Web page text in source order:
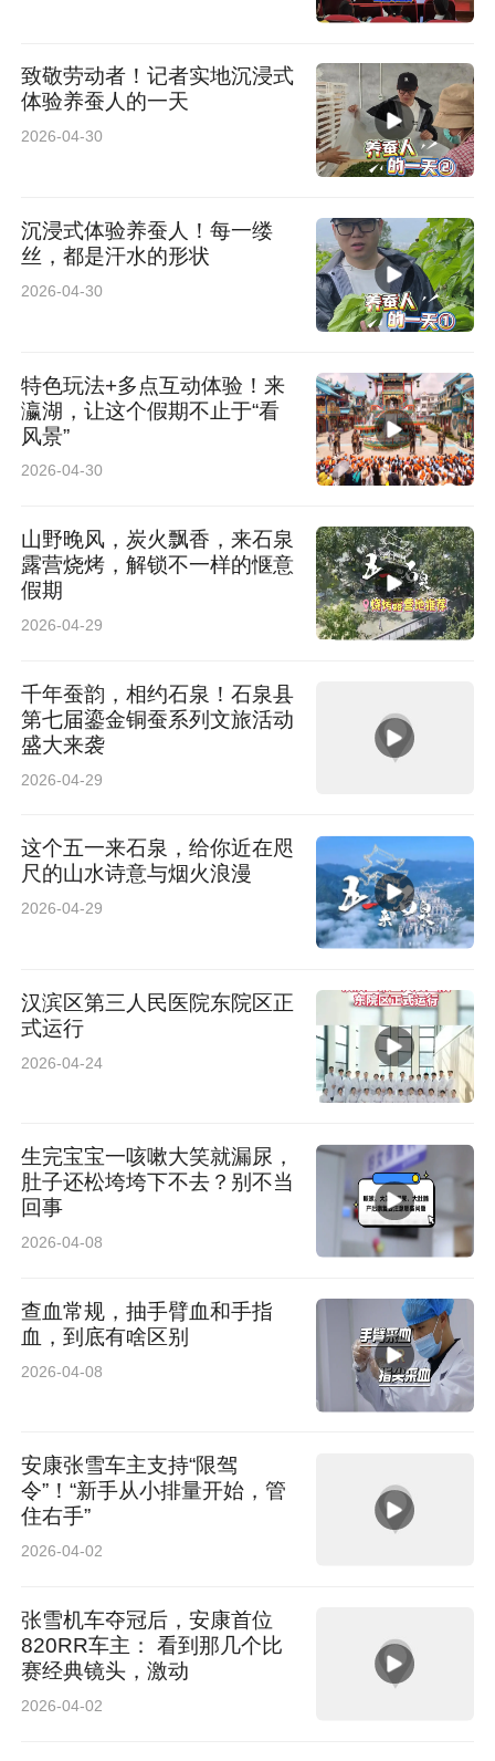
致敬劳动者！记者实地沉浸式
体验养蚕人的一天
2026-04-30
沉浸式体验养蚕人！每一缕
丝，都是汗水的形状
2026-04-30
特色玩法+多点互动体验！来
瀛湖，让这个假期不止于“看
风景”
2026-04-30
山野晚风，炭火飘香，来石泉
露营烧烤，解锁不一样的惬意
假期
2026-04-29
千年蚕韵，相约石泉！石泉县
第七届鎏金铜蚕系列文旅活动
盛大来袭
2026-04-29
这个五一来石泉，给你近在咫
尺的山水诗意与烟火浪漫
2026-04-29
汉滨区第三人民医院东院区正
式运行
2026-04-24
生完宝宝一咳嗽大笑就漏尿，
肚子还松垮垮下不去？别不当
回事
2026-04-08
查血常规，抽手臂血和手指
血，到底有啥区别
2026-04-08
安康张雪车主支持“限驾
令”！“新手从小排量开始，管
住右手”
2026-04-02
张雪机车夺冠后，安康首位
820RR车主： 看到那几个比
赛经典镜头，激动
2026-04-02